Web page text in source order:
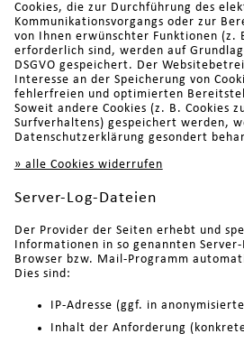
Cookies, die zur Durchführung des
Kommunikationsvorgangs oder zur
von Ihnen erwünschter Funktionen (z.
erforderlich sind, werden auf
DSGVO gespeichert. Der
Interesse an der Speicherung von
fehlerfreien und optimierten
Soweit andere Cookies (z. B. Cookies
Surfverhaltens) gespeichert werden,
Datenschutzerklärung gesondert
» alle Cookies widerrufen
Server-Log-Dateien
Der Provider der Seiten erhebt und
Informationen in so genannten
Browser bzw. Mail-Programm
Dies sind:
IP-Adresse (ggf. in
Inhalt der Anforderung